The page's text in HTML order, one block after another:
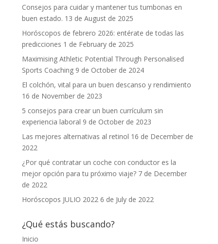
Consejos para cuidar y mantener tus tumbonas en
buen estado. 13 de August de 2025
Horóscopos de febrero 2026: entérate de todas las
predicciones 1 de February de 2025
Maximising Athletic Potential Through Personalised
Sports Coaching 9 de October de 2024
El colchón, vital para un buen descanso y rendimiento
16 de November de 2023
5 consejos para crear un buen currículum sin
experiencia laboral 9 de October de 2023
Las mejores alternativas al retinol 16 de December de
2022
¿Por qué contratar un coche con conductor es la
mejor opción para tu próximo viaje? 7 de December
de 2022
Horóscopos JULIO 2022 6 de July de 2022
¿Qué estás buscando?
Inicio